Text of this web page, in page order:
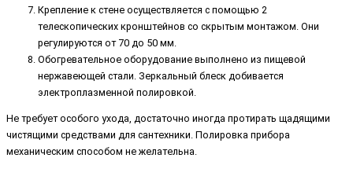
Крепление к стене осуществляется с помощью 2
телескопических кронштейнов со скрытым монтажом. Они
регулируются от 70 до 50 мм.
Обогревательное оборудование выполнено из пищевой
нержавеющей стали. Зеркальный блеск добивается
электроплазменной полировкой.
Не требует особого ухода, достаточно иногда протирать щадящими
чистящими средствами для сантехники. Полировка прибора
механическим способом не желательна.